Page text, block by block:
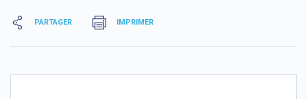
PARTAGER IMPRIMER